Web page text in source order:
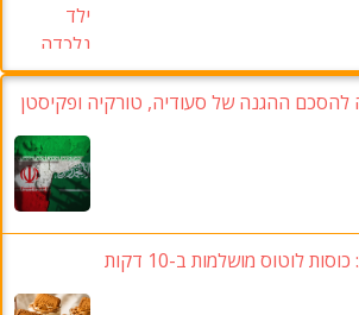
להסכם ההגנה של סעודיה, טורקיה ופקיסטן
לוטוס מושלמות ב-10 דקות